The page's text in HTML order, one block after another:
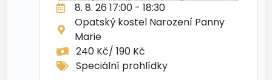
8. 8. 26 17:00 - 18:30
Opatský kostel Narození Panny
Marie
240 Kč/ 190 Kč
Speciální prohlídky